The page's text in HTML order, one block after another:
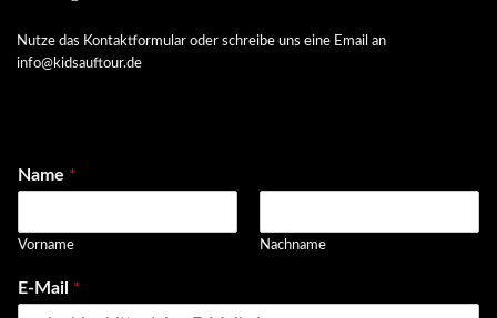
Nutze das Kontaktformular oder schreibe uns eine Email an
info@kidsauftour.de
Name *
Vorname Nachname
E-Mail *